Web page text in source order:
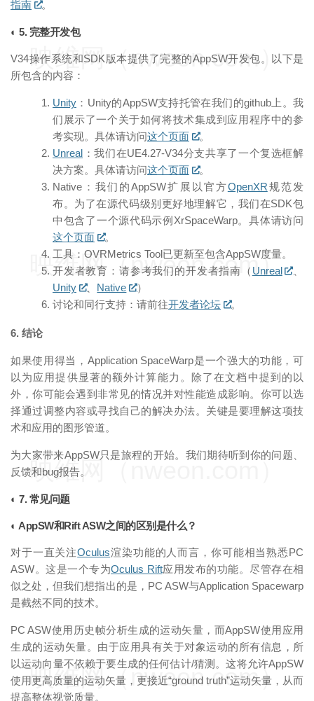
指南
。
◐ 5. 完整开发包
V34操作系统和SDK版本提供了完整的AppSW开发包。以下是
所包含的内容：
Unity ：Unity的AppSW支持托管在我们的github上。我
们展示了一个关于如何将技术集成到应用程序中的参
考实现。具体请访问这个页面
。
Unreal ：我们在UE4.27-V34分支共享了一个复选框解
决方案。具体请访问这个页面
。
Native：我们的AppSW扩展以官方OpenXR规范发
布。为了在源代码级别更好地理解它，我们在SDK包
中包含了一个源代码示例XrSpaceWarp。具体请访问
这个页面
。
工具：OVRMetrics Tool已更新至包含AppSW度量。
开发者教育：请参考我们的开发者指南（ Unreal
、
Unity
、 Native
）
讨论和同行支持：请前往开发者论坛 。
6. 结论
如果使用得当，Application SpaceWarp是一个强大的功能，可
以为应用提供显著的额外计算能力。除了在文档中提到的以
外，你可能会遇到非常见的情况并对性能造成影响。你可以选
择通过调整内容或寻找自己的解决办法。关键是要理解这项技
术和应用的图形管道。
为大家带来AppSW只是旅程的开始。我们期待听到你的问题、
反馈和bug报告。
◐ 7. 常见问题
◐ AppSW和Rift ASW之间的区别是什么？
对于一直关注Oculus渲染功能的人而言，你可能相当熟悉PC
ASW。这是一个专为Oculus Rift应用发布的功能。尽管存在相
似之处，但我们想指出的是，PC ASW与Application Spacewarp
是截然不同的技术。
PC ASW使用历史帧分析生成的运动矢量，而AppSW使用应用
生成的运动矢量。由于应用具有关于对象运动的所有信息，所
以运动向量不依赖于要生成的任何估计/猜测。这将允许AppSW
使用更高质量的运动矢量，更接近“ground truth”运动矢量，从而
提高整体视觉质量。
映维网（nweon.com）
映维网（nweon.com）
映维网（nweon.com）
映维网（nweon.com）